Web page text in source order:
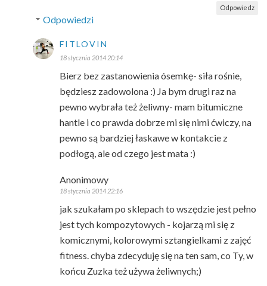
Odpowiedz
Odpowiedzi
FITLOVIN
18 stycznia 2014 20:14
Bierz bez zastanowienia ósemkę- siła rośnie,
będziesz zadowolona :) Ja bym drugi raz na
pewno wybrała też żeliwny- mam bitumiczne
hantle i co prawda dobrze mi się nimi ćwiczy, na
pewno są bardziej łaskawe w kontakcie z
podłogą, ale od czego jest mata :)
Anonimowy
18 stycznia 2014 22:16
jak szukałam po sklepach to wszędzie jest pełno
jest tych kompozytowych - kojarzą mi się z
komicznymi, kolorowymi sztangielkami z zajęć
fitness. chyba zdecyduję się na ten sam, co Ty, w
końcu Zuzka też używa żeliwnych;)